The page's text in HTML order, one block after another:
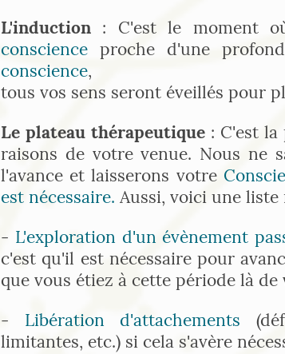
L'induction : C'est le moment
conscienceproche d'une
conscience,
tous vos sens seront éveillés pour
Le plateau thérapeutique : C'est
raisons de votre venue. Nous ne
l'avance et laisserons votre
est nécessaire. Aussi, voici une
- L'exploration d'un évènement
c'est qu'il est nécessaire pour
que vous étiez à cette période là de
- Libération d'attachements
limitantes, etc.) si cela s'avère